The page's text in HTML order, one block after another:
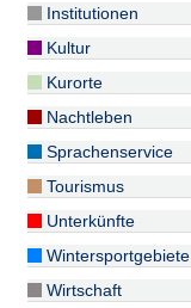
Institutionen
Kultur
Kurorte
Nachtleben
Sprachenservice
Tourismus
Unterkünfte
Wintersportgebiete
Wirtschaft